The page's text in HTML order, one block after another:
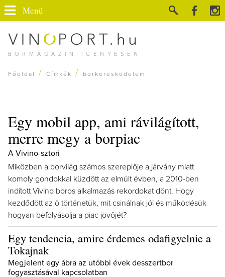
BORMAGAZIN IGÉNYESEN
Menü
Főoldal / Címkék / borkereskedelem
Egy mobil app, ami rávilágított,
merre megy a borpiac
A Vivino-sztori
Miközben a borvilág számos szereplője a járvány miatt
komoly gondokkal küzdött az elmúlt évben, a 2010-ben
indított Vivino boros alkalmazás rekordokat dönt. Hogy
kezdődött az ő történetük, mit csinálnak jól és működésük
hogyan befolyásolja a piac jövőjét?
Egy tendencia, amire érdemes odafigyelnie a
Tokajnak
Megjelent egy ábra az utóbbi évek desszertbor
fogyasztásával kapcsolatban